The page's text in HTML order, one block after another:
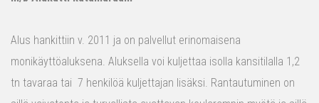
Alus hankittiin v. 2011 ja on palvellut erinomaisena
monikäyttöaluksena. Aluksella voi kuljettaa isolla kansitilalla 1,2
tn tavaraa tai 7 henkilöä kuljettajan lisäksi. Rantautuminen on